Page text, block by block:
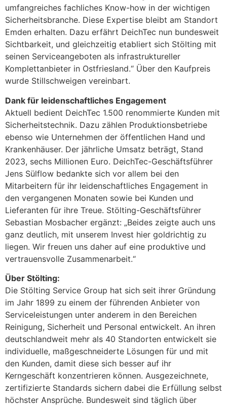
umfangreiches fachliches Know-how in der wichtigen
Sicherheitsbranche. Diese Expertise bleibt am Standort
Emden erhalten. Dazu erfährt DeichTec nun bundesweit
Sichtbarkeit, und gleichzeitig etabliert sich Stölting mit
seinen Serviceangeboten als infrastruktureller
Komplettanbieter in Ostfriesland.“ Über den Kaufpreis
wurde Stillschweigen vereinbart.
Dank für leidenschaftliches Engagement
Aktuell bedient DeichTec 1.500 renommierte Kunden mit
Sicherheitstechnik. Dazu zählen Produktionsbetriebe
ebenso wie Unternehmen der öffentlichen Hand und
Krankenhäuser. Der jährliche Umsatz beträgt, Stand
2023, sechs Millionen Euro. DeichTec-Geschäftsführer
Jens Sülflow bedankte sich vor allem bei den
Mitarbeitern für ihr leidenschaftliches Engagement in
den vergangenen Monaten sowie bei Kunden und
Lieferanten für ihre Treue. Stölting-Geschäftsführer
Sebastian Mosbacher ergänzt: „Beides zeigte auch uns
ganz deutlich, mit unserem Invest hier goldrichtig zu
liegen. Wir freuen uns daher auf eine produktive und
vertrauensvolle Zusammenarbeit.“
Über Stölting:
Die Stölting Service Group hat sich seit ihrer Gründung
im Jahr 1899 zu einem der führenden Anbieter von
Serviceleistungen unter anderem in den Bereichen
Reinigung, Sicherheit und Personal entwickelt. An ihren
deutschlandweit mehr als 40 Standorten entwickelt sie
individuelle, maßgeschneiderte Lösungen für und mit
den Kunden, damit diese sich besser auf ihr
Kerngeschäft konzentrieren können. Ausgezeichnete,
zertifizierte Standards sichern dabei die Erfüllung selbst
höchster Ansprüche. Bundesweit sind täglich über